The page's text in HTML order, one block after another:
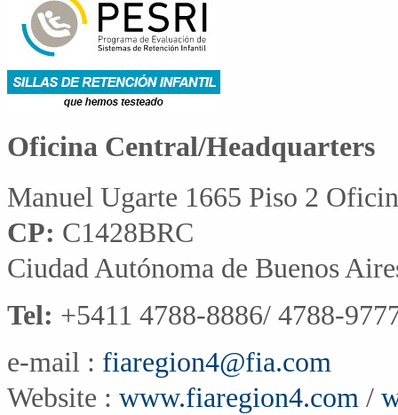
Oficina Central/Headquarters
Manuel Ugarte 1665 Piso 2
CP: C1428BRC
Ciudad Autónoma de Buenos
Tel: +5411 4788-8886/ 4788-
e-mail : fiaregion4@fia.com
Website : www.fiaregion4.com /